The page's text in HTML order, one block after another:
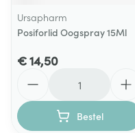
Ursapharm
Posiforlid Oogspray 15Ml
€ 14,50
Bestel